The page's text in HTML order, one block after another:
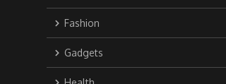
Fashion
Gadgets